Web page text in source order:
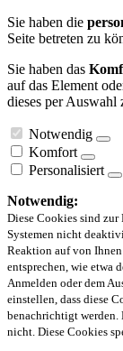
Sie haben die
Seite betreten zu
Sie haben das
auf das Element
dieses per Auswahl
Notwendig
Komfort
Personalisiert
Notwendig:
Diese Cookies sind
Systemen nicht
Reaktion auf von
entsprechen, wie etwa
Anmelden oder dem
einstellen, dass diese
benachrichtigt werden.
nicht. Diese Cookies